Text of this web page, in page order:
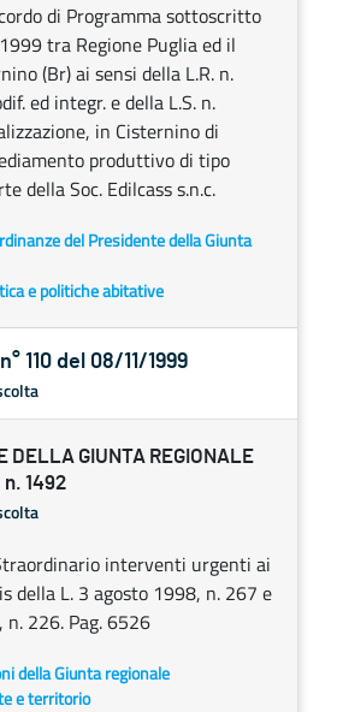
di Programma sottoscritto
tra Regione Puglia ed il
(Br) ai sensi della L.R. n.
ed integr. e della L.S. n.
in Cisternino di
produttivo di tipo
della Soc. Edilcass s.n.c.
del Presidente della Giunta
e politiche abitative
110 del 08/11/1999
DELLA GIUNTA REGIONALE
1492
interventi urgenti ai
della L. 3 agosto 1998, n. 267 e
226. Pag. 6526
della Giunta regionale
e territorio